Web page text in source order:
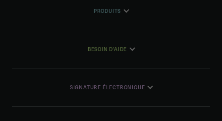
PRODUITS
BESOIN D'AIDE
SIGNATURE ÉLECTRONIQUE